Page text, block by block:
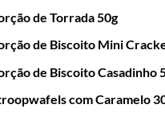
de Torrada 50g
de Biscoito Mini
de Biscoito Casadinho
com Caramelo